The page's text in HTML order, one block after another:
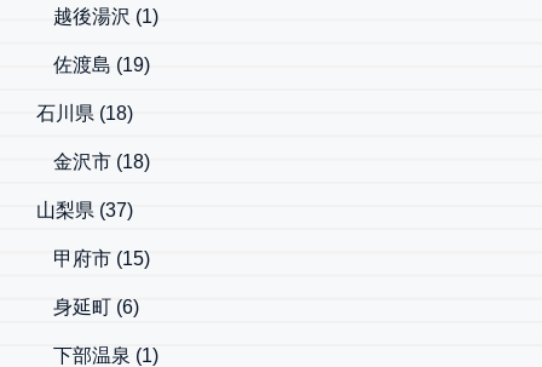
越後湯沢 (1)
佐渡島 (19)
石川県 (18)
金沢市 (18)
山梨県 (37)
甲府市 (15)
身延町 (6)
下部温泉 (1)